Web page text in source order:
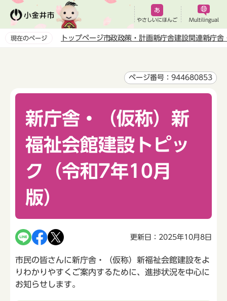
ペ
やさしいにほんご Multilingual
現在のページ トップページ市政政策・計画新庁舎建設関連新庁舎
ページ番号：944680853
新庁舎・（仮称）新
福祉会館建設トピッ
ク（令和7年10月
版）
更新日：2025年10月8日
市民の皆さんに新庁舎・（仮称）新福祉会館建設をよ
りわかりやすくご案内するために、進捗状況を中心に
お知らせします。